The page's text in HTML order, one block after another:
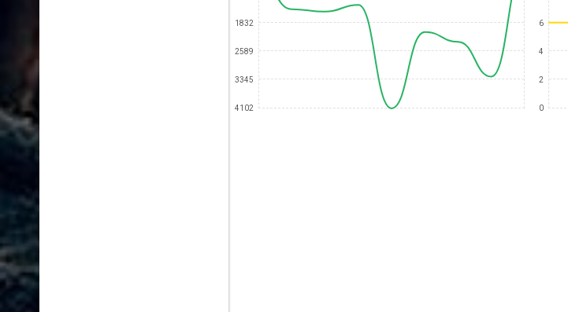
1832
2589
3345
4102
6
4
2
0